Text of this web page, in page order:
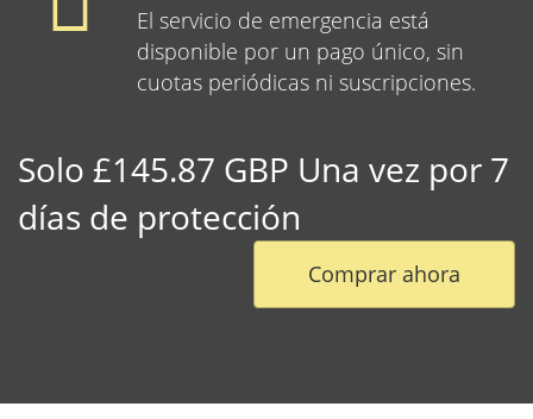
El servicio de emergencia está
disponible por un pago único, sin
cuotas periódicas ni suscripciones.
Solo £145.87 GBP Una vez por 7
días de protección
Comprar ahora